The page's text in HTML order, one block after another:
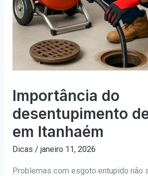
Importância do
desentupimento
em Itanhaém
Dicas /janeiro 11, 2026
Problemas com esgoto entupido não